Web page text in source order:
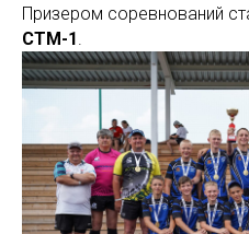
Призером соревнований
СТМ-1.